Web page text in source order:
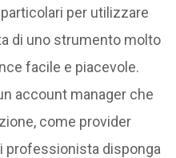
per utilizzare
di uno strumento molto
facile e piacevole.
account manager che
come provider
professionista disponga